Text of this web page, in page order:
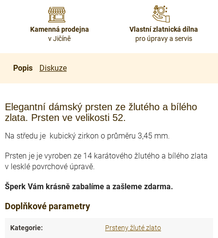
Kamenná prodejna
v Jičíně
Vlastní zlatnická dílna
pro úpravy a servis
Popis Diskuze
Elegantní dámský prsten ze žlutého a bílého
zlata. Prsten ve velikosti 52.
Na středu je kubický zirkon o průměru 3,45 mm.
Prsten je je vyroben ze 14 karátového žlutého a bílého zlata
v lesklé povrchové úpravě.
Šperk Vám krásně zabalíme a zašleme zdarma.
Doplňkové parametry
Kategorie: Prsteny žluté zlato